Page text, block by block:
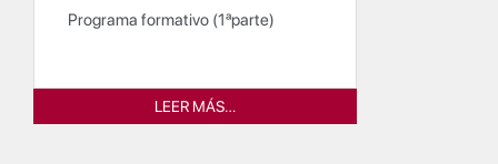
Programa formativo (1ªparte)
LEER MÁS…